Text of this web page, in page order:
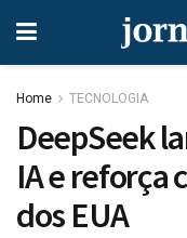
Home TECNOLOGIA
DeepSeek
IA e reforça
dos EUA